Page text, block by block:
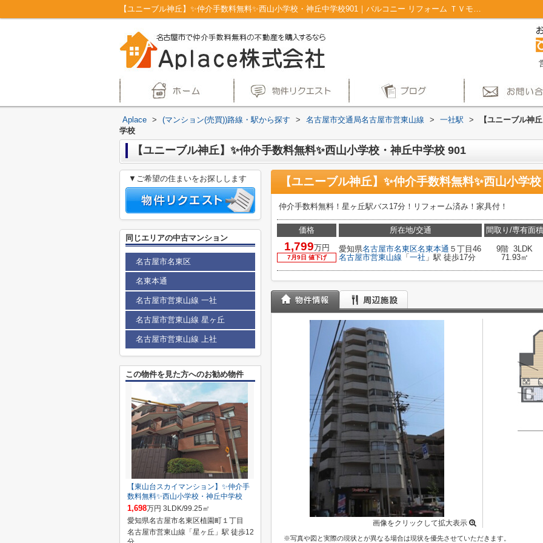
【ユニーブル神丘】✨️仲介手数料無料✨️西山小学校・神丘中学校901｜バルコニー リフォーム ＴＶモニタ付インターホン フローリング クロゼット｜仲介手数料無料！名古屋市で新築戸建てを探すならAplace
Aplace > (マンション(売買))路線・駅から探す > 名古屋市交通局名古屋市営東山線 > 一社駅 >
【ユニーブル神
学校
【ユニーブル神丘】✨️仲介手数料無料✨️西山小学校・神丘中学校 901
【ユニーブル神丘】✨️仲介手数料無料✨️西山小学
仲介手数料無料！星ヶ丘駅バス17分！リフォーム済み！家具付！
価格
1,799万円
7月9日 値下げ
所在地/交通
愛知県名古屋市名東区名東本通 ５丁目46
名古屋市営東山線 「 一社 」駅 徒歩17分
間取り/専有面積
9階 3LDK
71.93㎡
画像をクリックして拡大表示
※写真や図と実際の現状とが異なる場合は現状を優先させていただきます。
▼ご希望の住まいをお探しします
同じエリアの中古マンション
名古屋市名東区
名東本通
名古屋市営東山線 一社
名古屋市営東山線 星ヶ丘
名古屋市営東山線 上社
この物件を見た方へのお勧め物件
【東山台スカイマンション】✨️仲介手
数料無料✨️西山小学校・神丘中学校
1,698万円 3LDK/99.25㎡
愛知県名古屋市名東区植園町１丁目
名古屋市営東山線「星ヶ丘」駅 徒歩12